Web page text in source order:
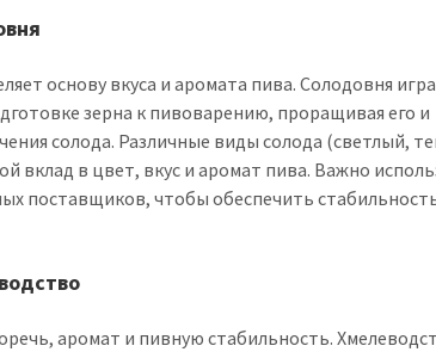
основу вкуса и аромата пива. Солодовня
зерна к пивоварению, проращивая его и
солода. Различные виды солода (светлый,
вклад в цвет, вкус и аромат пива. Важно
поставщиков, чтобы обеспечить
аромат и пивную стабильность.